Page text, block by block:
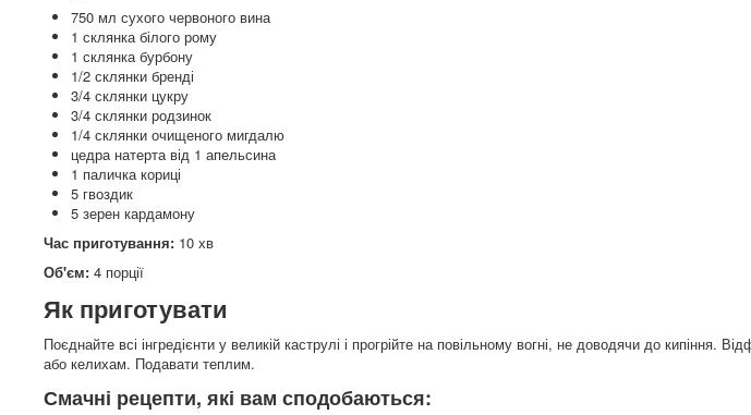
750 мл сухого червоного вина
1 склянка білого рому
1 склянка бурбону
1/2 склянки бренді
3/4 склянки цукру
3/4 склянки родзинок
1/4 склянки очищеного мигдалю
цедра натерта від 1 апельсина
1 паличка кориці
5 гвоздик
5 зерен кардамону
Час приготування: 10 хв
Об'єм: 4 порції
Як приготувати
Поєднайте всі інгредієнти у великій каструлі і прогрійте на повільному вогні, не доводячи до кипіння.
або келихам. Подавати теплим.
Смачні рецепти, які вам сподобаються: